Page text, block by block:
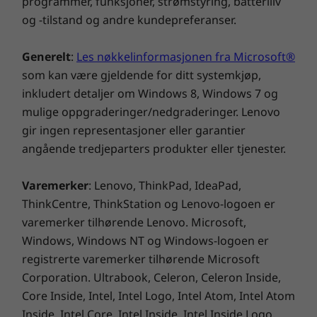
En bedre måte å jobbe på, selv
hjemmefra
Selv om bærbare PC-er gir deg bærbarhet, kan
fast skjerm og tastatur begrense visningen og
Porter/spor
USB 3.2 (gen. 2)
4 x USB 3.2 (gen. 1)
DisplayPort
RJ-45
Kombinert port for hodetelefoner og mikrofon
Tilbehør: Kortleser
Grønne sertifiseringer
EPEAT™ Silver
Energy Star ®8.0
TCO 8.0
Oppfyller kravene i RoHS
65 % PCC
ICE
og -tilstand og andre kundepreferanser.
Generelt: Les nøkkelinformasjonen fra Microsoft®
som kan være gjeldende for ditt systemkjøp,
inkludert detaljer om Windows 8, Windows 7 og
mulige oppgraderinger/nedgraderinger. Lenovo
gir ingen representasjoner eller garantier
angående tredjeparters produkter eller tjenester.
Varemerker: Lenovo, ThinkPad, IdeaPad,
ThinkCentre, ThinkStation og Lenovo-logoen er
varemerker tilhørende Lenovo. Microsoft,
Windows, Windows NT og Windows-logoen er
registrerte varemerker tilhørende Microsoft
Corporation. Ultrabook, Celeron, Celeron Inside,
Core Inside, Intel, Intel Logo, Intel Atom, Intel Atom